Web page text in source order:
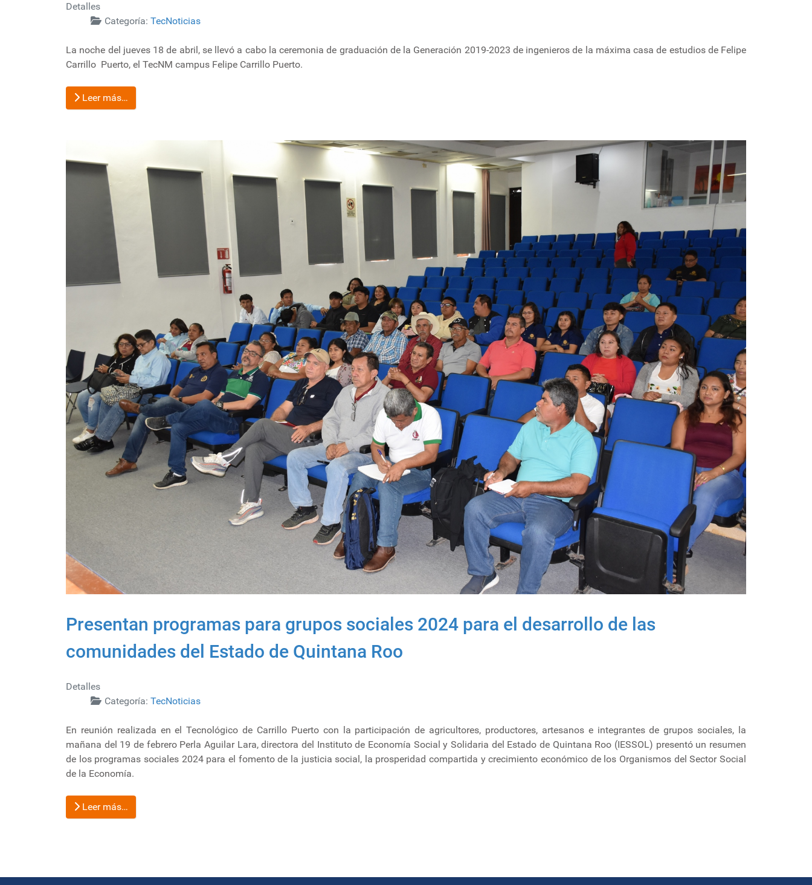
Detalles
Categoría: TecNoticias
La noche del jueves 18 de abril, se llevó a cabo la ceremonia de graduación de la Generación 2019-2023 de ingenieros de la máxima casa de estudios de Felipe
Carrillo Puerto, el TecNM campus Felipe Carrillo Puerto.
Leer más…
Presentan programas para grupos sociales 2024 para el desarrollo de las
comunidades del Estado de Quintana Roo
Detalles
Categoría: TecNoticias
En reunión realizada en el Tecnológico de Carrillo Puerto con la participación de agricultores, productores, artesanos e integrantes de grupos sociales, la
mañana del 19 de febrero Perla Aguilar Lara, directora del Instituto de Economía Social y Solidaria del Estado de Quintana Roo (IESSOL) presentó un resumen
de los programas sociales 2024 para el fomento de la justicia social, la prosperidad compartida y crecimiento económico de los Organismos del Sector Social
de la Economía.
Leer más…